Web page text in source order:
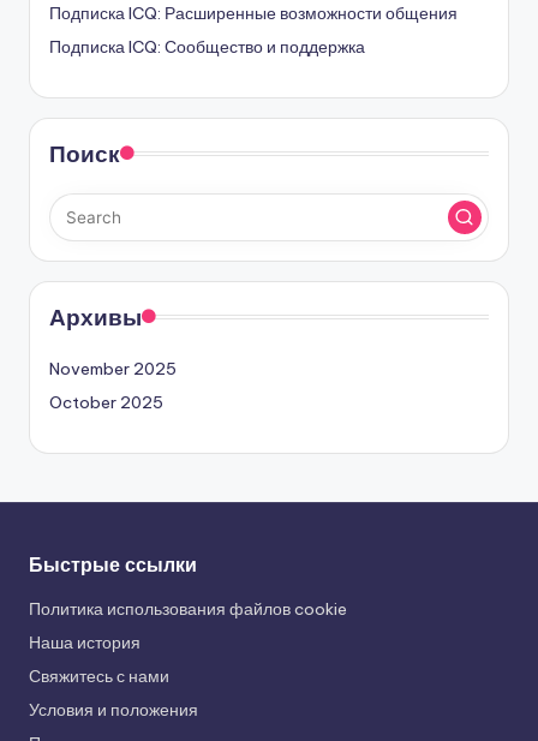
Подписка ICQ: Расширенные возможности общения
Подписка ICQ: Сообщество и поддержка
Поиск
Архивы
November 2025
October 2025
Быстрые ссылки
Политика использования файлов cookie
Наша история
Свяжитесь с нами
Условия и положения